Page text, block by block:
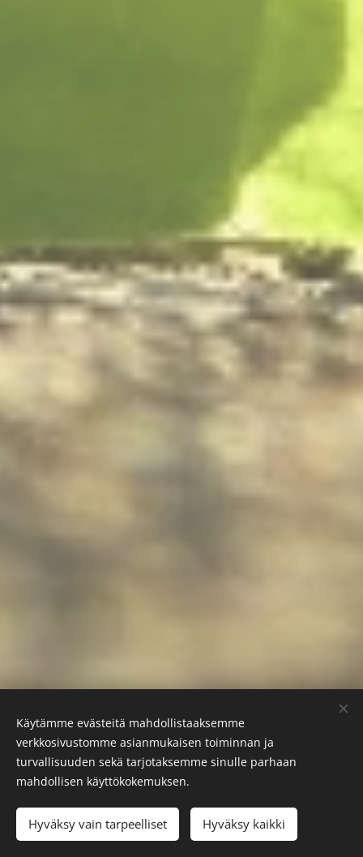
Käytämme evästeitä mahdollistaaksemme
verkkosivustomme asianmukaisen toiminnan ja
turvallisuuden sekä tarjotaksemme sinulle parhaan
mahdollisen käyttökokemuksen.
Hyväksy vain tarpeelliset Hyväksy kaikki